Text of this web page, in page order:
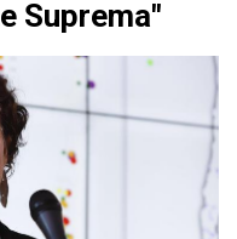
Suprema"